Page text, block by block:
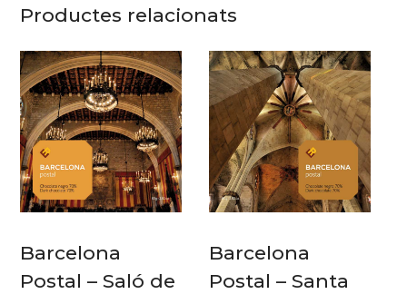
Productes relacionats
Barcelona
Postal – Saló de
Barcelona
Postal – Santa